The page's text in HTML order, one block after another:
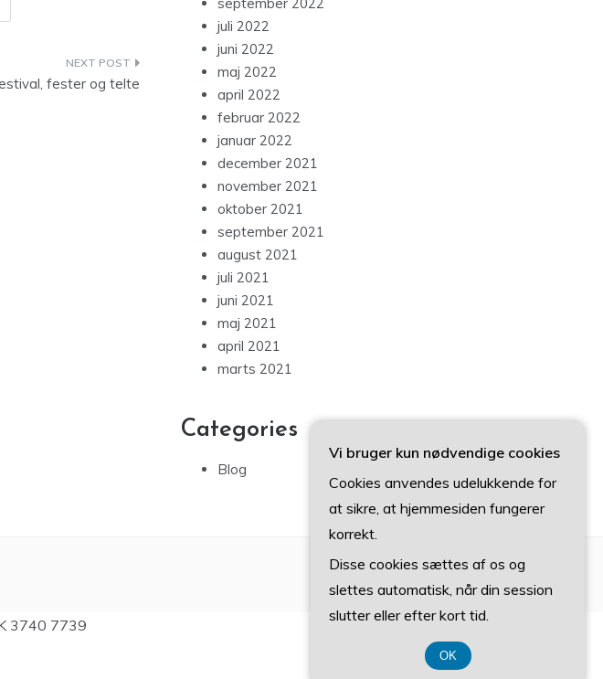
fester og telte
juli 2022
juni 2022
maj 2022
april 2022
februar 2022
januar 2022
december 2021
november 2021
oktober 2021
september 2021
august 2021
juli 2021
juni 2021
maj 2021
april 2021
marts 2021
Categories
Blog
3740 7739
Vi bruger kun nødvendige cookies
Cookies anvendes udelukkende for
at sikre, at hjemmesiden fungerer
korrekt.
Disse cookies sættes af os og
slettes automatisk, når din session
slutter eller efter kort tid.
OK